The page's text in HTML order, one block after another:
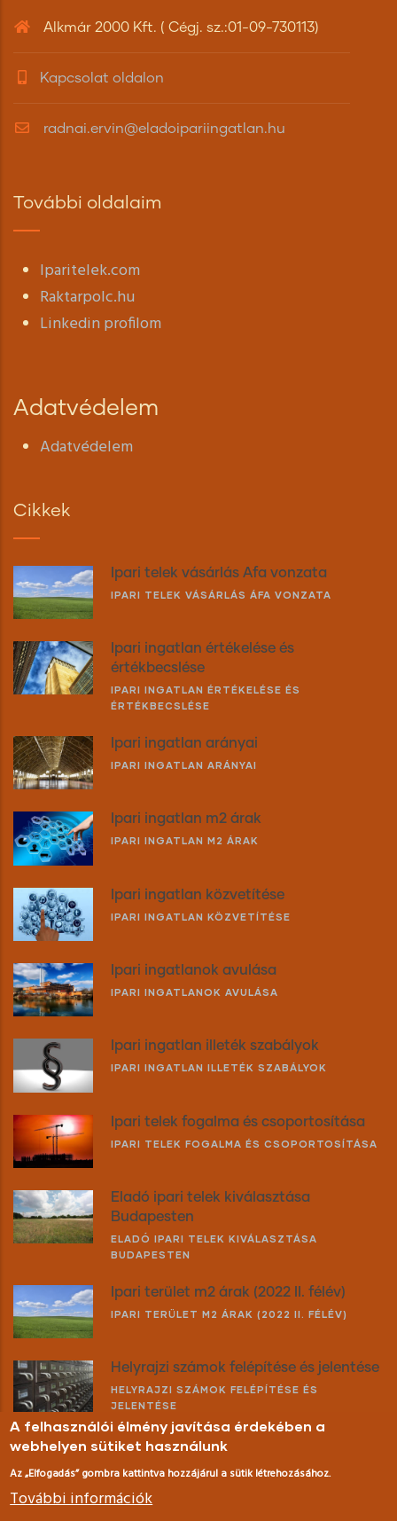
Alkmár 2000 Kft. ( Cégj. sz.:01-09-730113)
Kapcsolat oldalon
radnai.ervin@eladoipariingatlan.hu
További oldalaim
Iparitelek.com
Raktarpolc.hu
Linkedin profilom
Adatvédelem
Adatvédelem
Cikkek
Ipari telek vásárlás Áfa vonzata
IPARI TELEK VÁSÁRLÁS ÁFA VONZATA
Ipari ingatlan értékelése és
értékbecslése
IPARI INGATLAN ÉRTÉKELÉSE ÉS
ÉRTÉKBECSLÉSE
Ipari ingatlan arányai
IPARI INGATLAN ARÁNYAI
Ipari ingatlan m2 árak
IPARI INGATLAN M2 ÁRAK
Ipari ingatlan közvetítése
IPARI INGATLAN KÖZVETÍTÉSE
Ipari ingatlanok avulása
IPARI INGATLANOK AVULÁSA
Ipari ingatlan illeték szabályok
IPARI INGATLAN ILLETÉK SZABÁLYOK
Ipari telek fogalma és csoportosítása
IPARI TELEK FOGALMA ÉS CSOPORTOSÍTÁSA
Eladó ipari telek kiválasztása
Budapesten
ELADÓ IPARI TELEK KIVÁLASZTÁSA
BUDAPESTEN
Ipari terület m2 árak (2022 II. félév)
IPARI TERÜLET M2 ÁRAK (2022 II. FÉLÉV)
Helyrajzi számok felépítése és jelentése
HELYRAJZI SZÁMOK FELÉPÍTÉSE ÉS
JELENTÉSE
Eladó ipari ingatlan keresése
A felhasználói élmény javítása érdekében a
webhelyen sütiket használunk
Az „Elfogadás” gombra kattintva hozzájárul a sütik létrehozásához.
További információk